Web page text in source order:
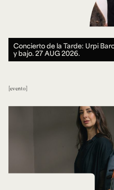
Concierto de la Tarde: Urpi
y bajo.27 AUG 2026.
evento